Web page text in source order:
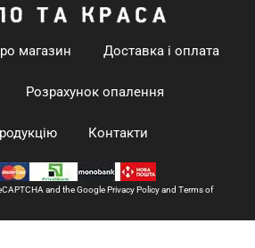
магазин Доставка і оплата
Розрахунок опалення
Контакти
and the Google Privacy Policyand Terms of